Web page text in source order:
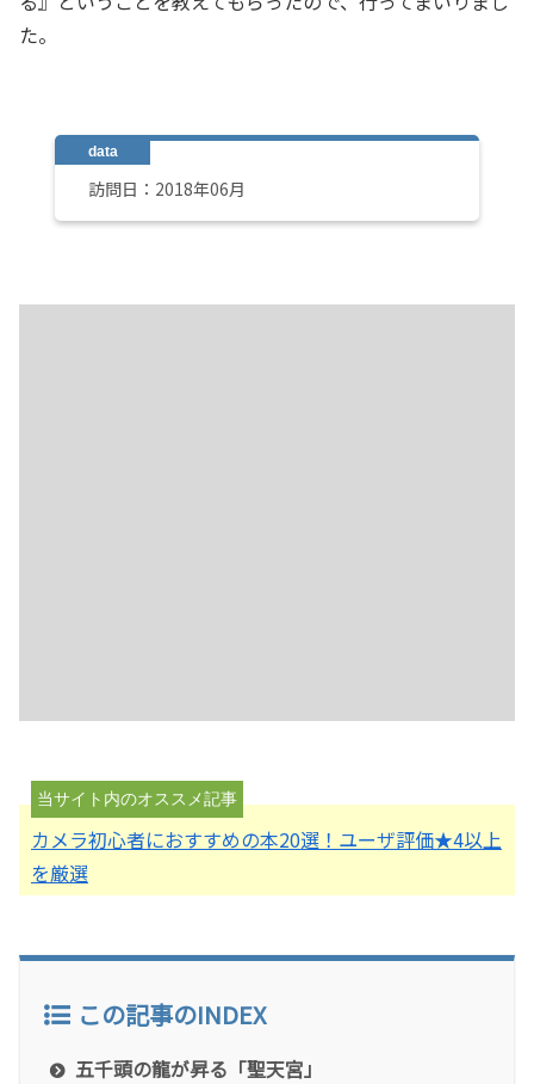
た。
訪問日：2018年06月
カメラ初心者におすすめの本20選！ユーザ評価★4以上
を厳選
この記事のINDEX
五千頭の龍が昇る「聖天宮」